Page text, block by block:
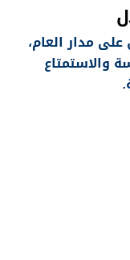
مدار العام،
والاستمتاع
.